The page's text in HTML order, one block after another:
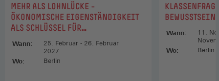
:MEHR ALS LOHNLÜCKE –
ÖKONOMISCHE EIGENSTÄNDIGKEIT
ALS SCHLÜSSEL FÜR
Wann:
25. Februar - 26. Februar
2027
Wo: Berlin
:
Wann:
11.
Wo: Berlin